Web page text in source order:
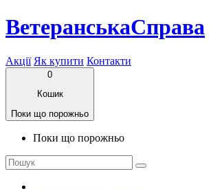
ВетеранськаСправа
Акції Як купити Контакти
0
Кошик
Поки що порожньо
Поки що порожньо